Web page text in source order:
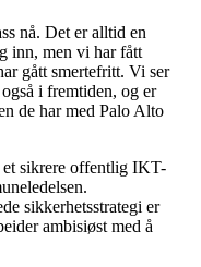
nå. Det er alltid en
inn, men vi har fått
gått smertefritt. Vi ser
i fremtiden, og er
de har med Palo Alto
et sikrere offentlig IKT-
sikkerhetsstrategi er
ambisiøst med å